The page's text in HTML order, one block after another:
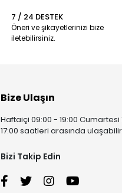
7 / 24 DESTEK
Öneri ve şikayetlerinizi bize
iletebilirsiniz.
Bize Ulaşın
Haftaiçi 09:00 - 19:00 Cumartesi
17:00 saatleri arasında
Bizi Takip Edin